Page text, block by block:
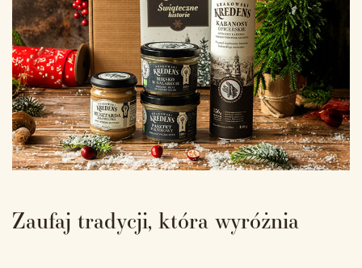
Zaufaj tradycji, która wyróżnia